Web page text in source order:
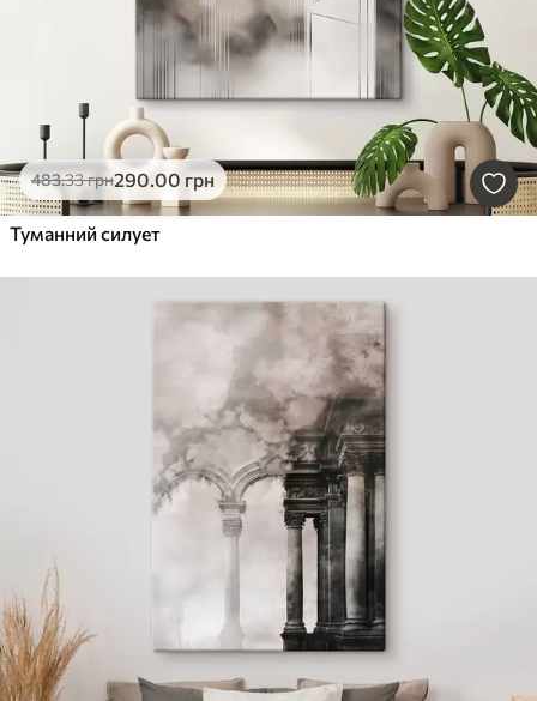
483.33грн290.00 грн
Туманний силует